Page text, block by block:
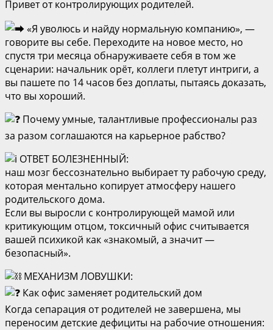
Привет от контролирующих родителей.
«Я уволюсь и найду нормальную компанию», —
говорите вы себе. Переходите на новое место, но
спустя три месяца обнаруживаете себя в том же
сценарии: начальник орёт, коллеги плетут интриги, а
вы пашете по 14 часов без доплаты, пытаясь доказать,
что вы хороший.
Почему умные, талантливые профессионалы раз
за разом соглашаются на карьерное рабство?
ОТВЕТ БОЛЕЗНЕННЫЙ:
наш мозг бессознательно выбирает ту рабочую среду,
которая ментально копирует атмосферу нашего
родительского дома.
Если вы выросли с контролирующей мамой или
критикующим отцом, токсичный офис считывается
вашей психикой как «знакомый, а значит —
безопасный».
МЕХАНИЗМ ЛОВУШКИ:
Как офис заменяет родительский дом
Когда сепарация от родителей не завершена, мы
переносим детские дефициты на рабочие отношения: